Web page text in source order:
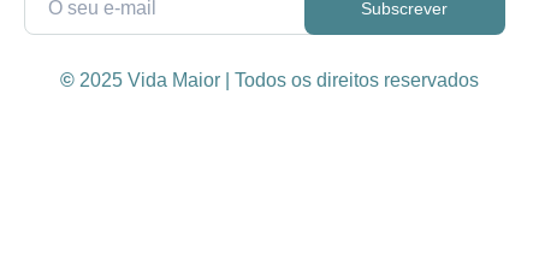
© 2025 Vida Maior | Todos os direitos reservados